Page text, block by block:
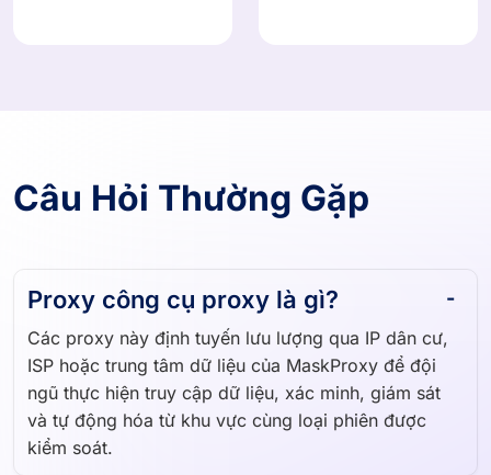
Câu Hỏi Thường Gặp
Proxy công cụ proxy là gì?
Các proxy này định tuyến lưu lượng qua IP dân cư,
ISP hoặc trung tâm dữ liệu của MaskProxy để đội
ngũ thực hiện truy cập dữ liệu, xác minh, giám sát
và tự động hóa từ khu vực cùng loại phiên được
kiểm soát.